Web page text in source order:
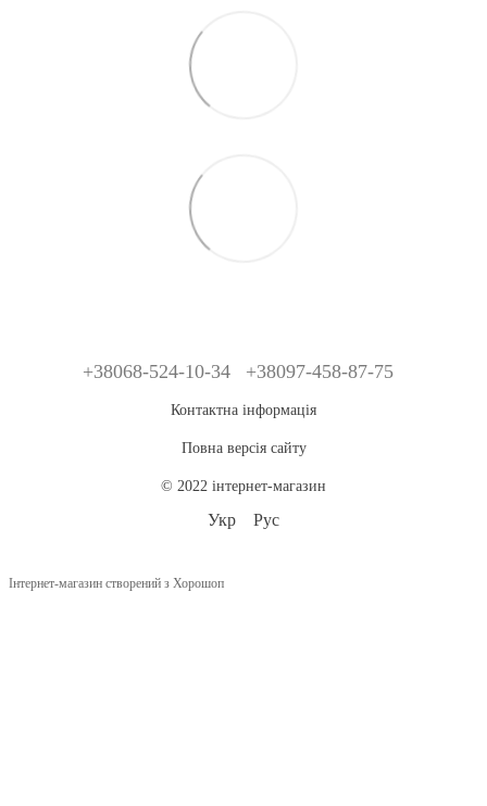
+38068-524-10-34 +38097-458-87-75
Контактна інформація
Повна версія сайту
© 2022 інтернет-магазин
Укр Рус
Інтернет-магазин створений з Хорошоп